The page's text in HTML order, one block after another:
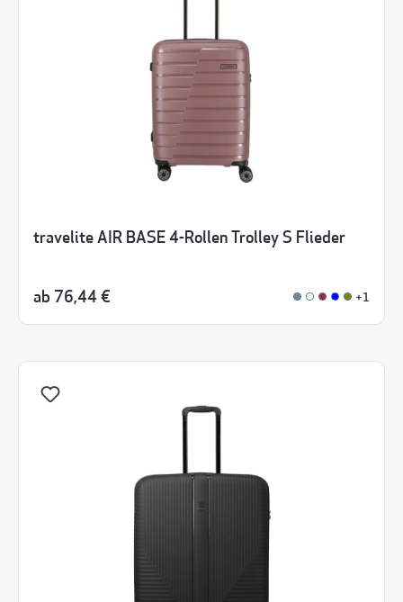
travelite AIR BASE 4-Rollen Trolley S Flieder
ab 76,44 € +1